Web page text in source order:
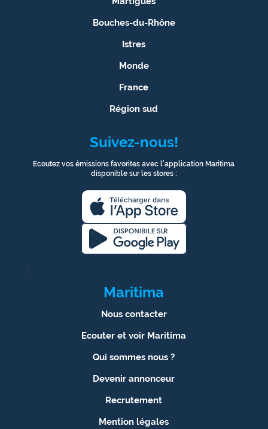
Bouches-du-Rhône
Istres
Monde
France
Région sud
Suivez-nous!
Ecoutez vos émissions favorites avec l’application Maritima
disponible sur les stores :
1
Maritima
Nous contacter
Ecouter et voir Maritima
Qui sommes nous ?
Devenir annonceur
Recrutement
Mention légales